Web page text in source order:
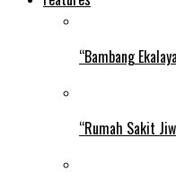
“Bambang
“Rumah Sakit